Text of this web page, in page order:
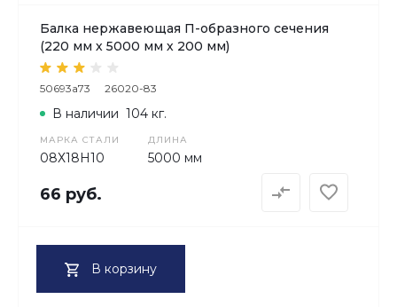
Балка нержавеющая П-образного сечения
(220 мм х 5000 мм х 200 мм)
50693a73 26020-83
МАРКА СТАЛИ
08Х18H10
ДЛИНА
5000 мм
В наличии 104 кг.
66 руб.
В корзину